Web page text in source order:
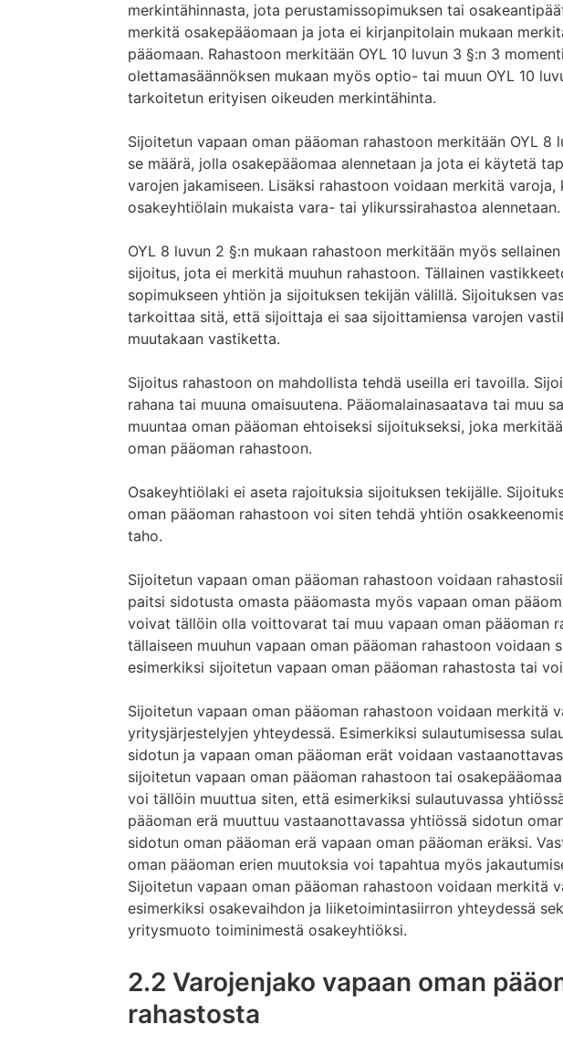
merkintähinnasta, jota perustamissopimuksen tai
merkitä osakepääomaan ja jota ei kirjanpitolain mukaan
pääomaan. Rahastoon merkitään OYL 10 luvun 3 §:n 3
olettamasäännöksen mukaan myös optio- tai muun OYL 10
tarkoitetun erityisen oikeuden merkintähinta.
Sijoitetun vapaan oman pääoman rahastoon merkitään OYL 8
se määrä, jolla osakepääomaa alennetaan ja jota ei käytetä
varojen jakamiseen. Lisäksi rahastoon voidaan merkitä varoja,
osakeyhtiölain mukaista vara- tai ylikurssirahastoa alennetaan.
OYL 8 luvun 2 §:n mukaan rahastoon merkitään myös
sijoitus, jota ei merkitä muuhun rahastoon. Tällainen
sopimukseen yhtiön ja sijoituksen tekijän välillä. Sijoituksen
tarkoittaa sitä, että sijoittaja ei saa sijoittamiensa varojen
muutakaan vastiketta.
Sijoitus rahastoon on mahdollista tehdä useilla eri tavoilla.
rahana tai muuna omaisuutena. Pääomalainasaatava tai muu
muuntaa oman pääoman ehtoiseksi sijoitukseksi, joka
oman pääoman rahastoon.
Osakeyhtiölaki ei aseta rajoituksia sijoituksen tekijälle.
oman pääoman rahastoon voi siten tehdä yhtiön
taho.
Sijoitetun vapaan oman pääoman rahastoon voidaan
paitsi sidotusta omasta pääomasta myös vapaan oman
voivat tällöin olla voittovarat tai muu vapaan oman pääoman
tällaiseen muuhun vapaan oman pääoman rahastoon voidaan
esimerkiksi sijoitetun vapaan oman pääoman rahastosta tai
Sijoitetun vapaan oman pääoman rahastoon voidaan merkitä
yritysjärjestelyjen yhteydessä. Esimerkiksi sulautumisessa
sidotun ja vapaan oman pääoman erät voidaan
sijoitetun vapaan oman pääoman rahastoon tai
voi tällöin muuttua siten, että esimerkiksi sulautuvassa
pääoman erä muuttuu vastaanottavassa yhtiössä sidotun
sidotun oman pääoman erä vapaan oman pääoman eräksi.
oman pääoman erien muutoksia voi tapahtua myös
Sijoitetun vapaan oman pääoman rahastoon voidaan merkitä
esimerkiksi osakevaihdon ja liiketoimintasiirron yhteydessä
yritysmuoto toiminimestä osakeyhtiöksi.
2.2 Varojenjako vapaan oman
rahastosta